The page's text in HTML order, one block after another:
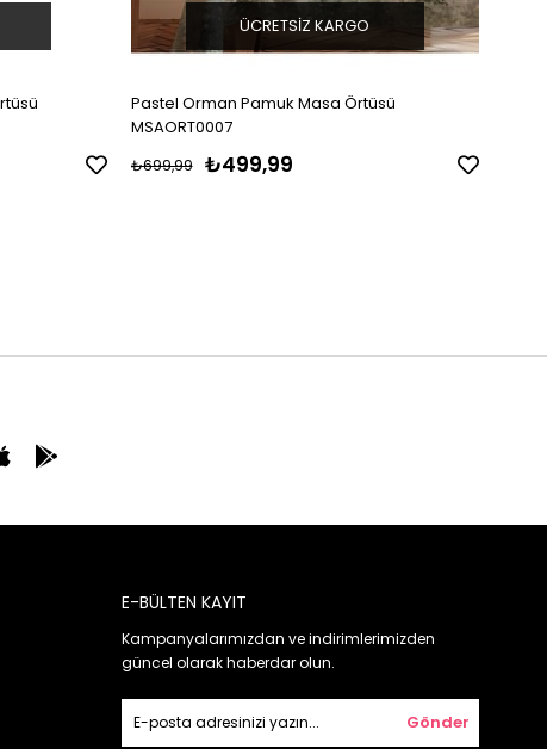
Pastel Orman Pamuk Masa Örtüsü
MSAORT0007
₺499,99
₺699,99
ÜCRETSIZ KARGO
E-BÜLTEN KAYIT
Kampanyalarımızdan ve indirimlerimizden
güncel olarak haberdar olun.
Gönder